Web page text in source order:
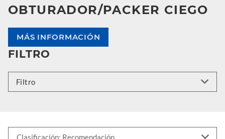
OBTURADOR/PACKER CIEGO
MÁS INFORMACIÓN
FILTRO
Filtro